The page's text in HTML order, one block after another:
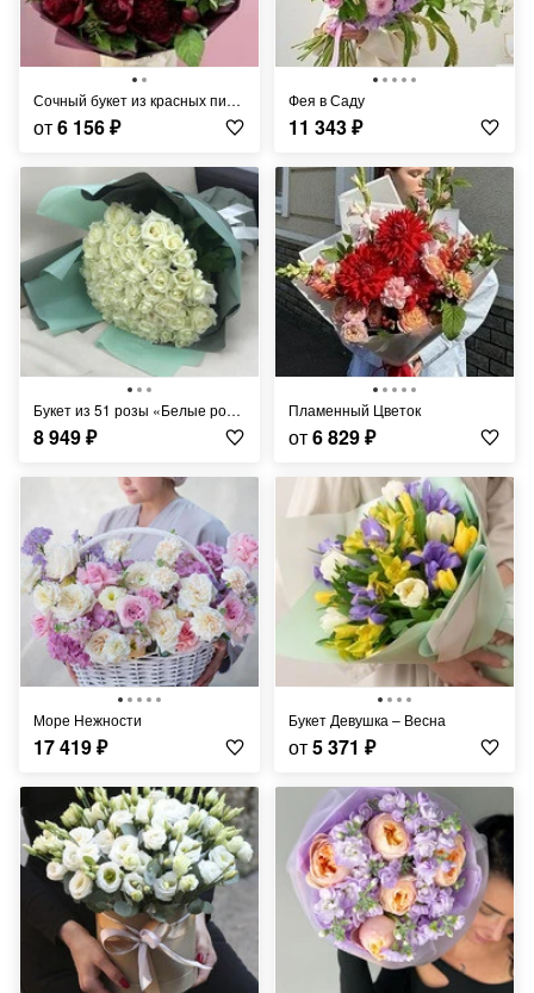
Сочный букет из красных пионов и гортензий
от6 156₽
Фея в Саду
11 343₽
Букет из 51 розы «Белые розы Аваланч в дизайнерской упаковке»
8 949₽
Пламенный Цветок
от6 829₽
Море Нежности
17 419₽
Букет Девушка – Весна
от5 371 ₽